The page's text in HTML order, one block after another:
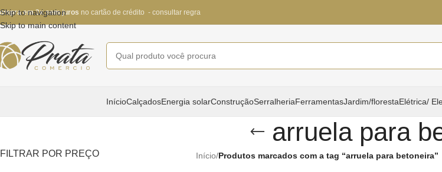
Skip to navigation
Skip to main content
em 3x sem juros no cartão de crédito - consultar regra
InícioCalçadosEnergia solarConstruçãoSerralheriaFerramentasJardim/florestaElétrica/
arruela para
FILTRAR POR PREÇO Início/Produtos marcados com a tag “arruela para betoneira”